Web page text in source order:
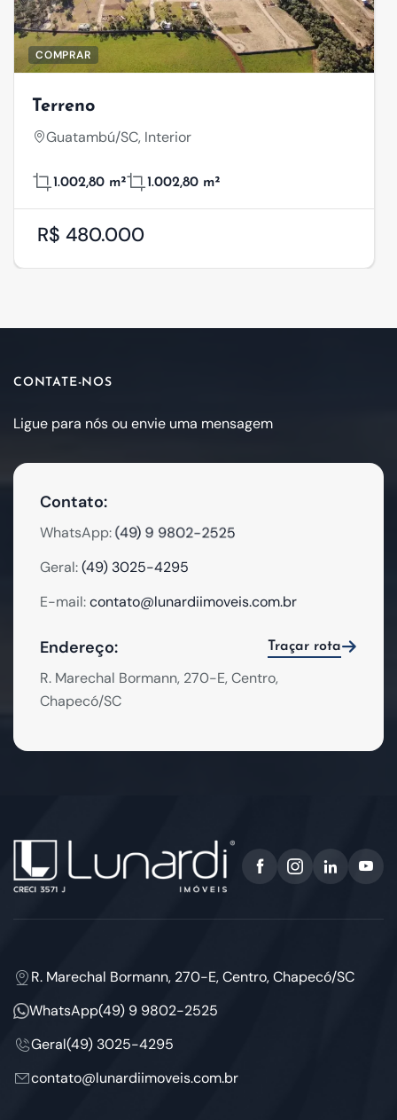
COMPRAR
Terreno
Guatambú/SC, Interior
1.002,80 m² 1.002,80 m²
R$ 480.000
CONTATE-NOS
Ligue para nós ou envie uma mensagem
Contato:
WhatsApp:(49) 9 9802-2525
Geral:(49) 3025-4295
E-mail:contato@lunardiimoveis.com.br
Endereço: Traçar rota
R. Marechal Bormann, 270-E, Centro,
Chapecó/SC
R. Marechal Bormann, 270-E, Centro, Chapecó/SC
WhatsApp(49) 9 9802-2525
Geral(49) 3025-4295
contato@lunardiimoveis.com.br